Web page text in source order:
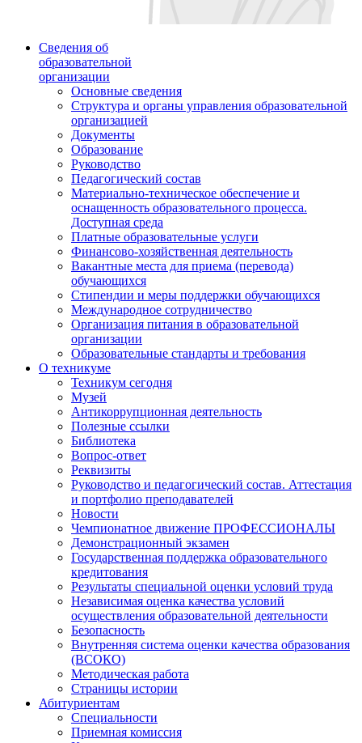
Сведения об
образовательной
организации
Основные сведения
Структура и органы управления образовательной
организацией
Документы
Образование
Руководство
Педагогический состав
Материально-техническое обеспечение и
оснащенность образовательного процесса.
Доступная среда
Платные образовательные услуги
Финансово-хозяйственная деятельность
Вакантные места для приема (перевода)
обучающихся
Стипендии и меры поддержки обучающихся
Международное сотрудничество
Организация питания в образовательной
организации
Образовательные стандарты и требования
О техникуме
Техникум сегодня
Музей
Антикоррупционная деятельность
Полезные ссылки
Библиотека
Вопрос-ответ
Реквизиты
Руководство и педагогический состав. Аттестация
и портфолио преподавателей
Новости
Чемпионатное движение ПРОФЕССИОНАЛЫ
Демонстрационный экзамен
Государственная поддержка образовательного
кредитования
Результаты специальной оценки условий труда
Независимая оценка качества условий
осуществления образовательной деятельности
Безопасность
Внутренняя система оценки качества образования
(ВСОКО)
Методическая работа
Страницы истории
Абитуриентам
Специальности
Приемная комиссия